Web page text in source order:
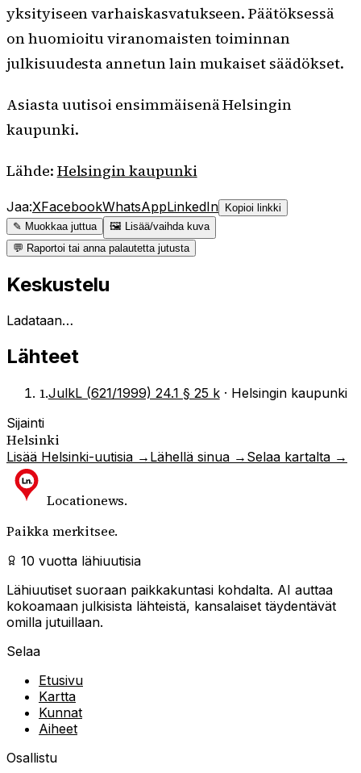
yksityiseen varhaiskasvatukseen. Päätöksessä
on huomioitu viranomaisten toiminnan
julkisuudesta annetun lain mukaiset säädökset.
Asiasta uutisoi ensimmäisenä Helsingin
kaupunki.
Lähde: Helsingin kaupunki
Jaa:XFacebookWhatsAppLinkedIn
Kopioi linkki
✎ Muokkaa juttua
🖼 Lisää/vaihda kuva
💬 Raportoi tai anna palautetta jutusta
Keskustelu
Ladataan…
Lähteet
1.JulkL (621/1999) 24.1 § 25 k· Helsingin kaupunki
Sijainti
Helsinki
Lisää Helsinki-uutisia → Lähellä sinua → Selaa kartalta →
Locationews.
Paikka merkitsee.
10 vuotta lähiuutisia
Lähiuutiset suoraan paikkakuntasi kohdalta. AI auttaa
kokoamaan julkisista lähteistä, kansalaiset täydentävät
omilla jutuillaan.
Selaa
Etusivu
Kartta
Kunnat
Aiheet
Osallistu